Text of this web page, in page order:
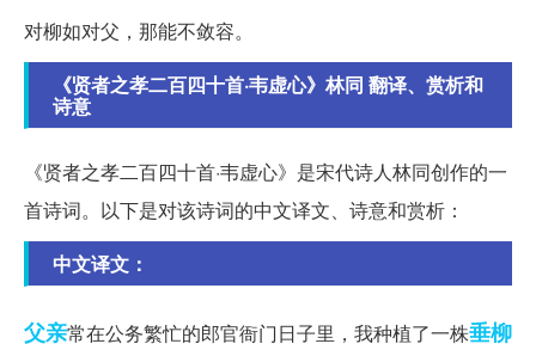
对柳如对父，那能不敛容。
《贤者之孝二百四十首·韦虚心》林同 翻译、赏析和
诗意
《贤者之孝二百四十首·韦虚心》是宋代诗人林同创作的一
首诗词。以下是对该诗词的中文译文、诗意和赏析：
中文译文：
父亲常在公务繁忙的郎官衙门日子里，我种植了一株垂柳